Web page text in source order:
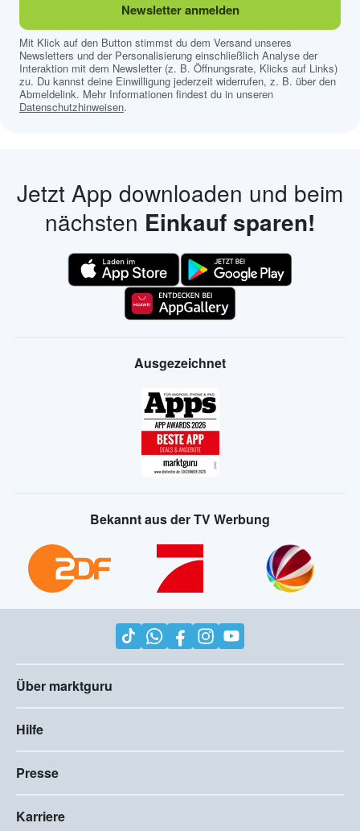
Newsletter anmelden
Mit Klick auf den Button stimmst du dem Versand unseres
Newsletters und der Personalisierung einschließlich Analyse der
Interaktion mit dem Newsletter (z. B. Öffnungsrate, Klicks auf Links)
zu. Du kannst deine Einwilligung jederzeit widerrufen, z. B. über den
Abmeldelink. Mehr Informationen findest du in unseren
Datenschutzhinweisen.
Jetzt App downloaden und beim
nächsten Einkauf sparen!
Ausgezeichnet
Bekannt aus der TV Werbung
Über marktguru
Hilfe
Presse
Karriere